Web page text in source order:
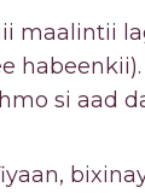
maalintii
si aad